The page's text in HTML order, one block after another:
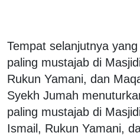
Tempat selanjutnya
paling mustajab di
Rukun Yamani, dan
Syekh Jumah
paling mustajab di
Ismail, Rukun Yamani,